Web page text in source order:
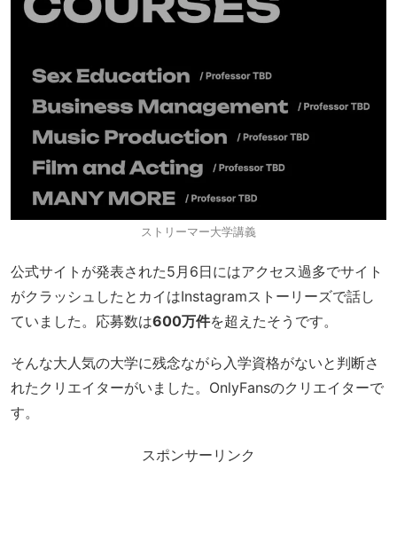
ストリーマー大学講義
公式サイトが発表された5月6日にはアクセス過多でサイト
がクラッシュしたとカイはInstagramストーリーズで話し
ていました。応募数は600万件を超えたそうです。
そんな大人気の大学に残念ながら入学資格がないと判断さ
れたクリエイターがいました。OnlyFansのクリエイターで
す。
スポンサーリンク